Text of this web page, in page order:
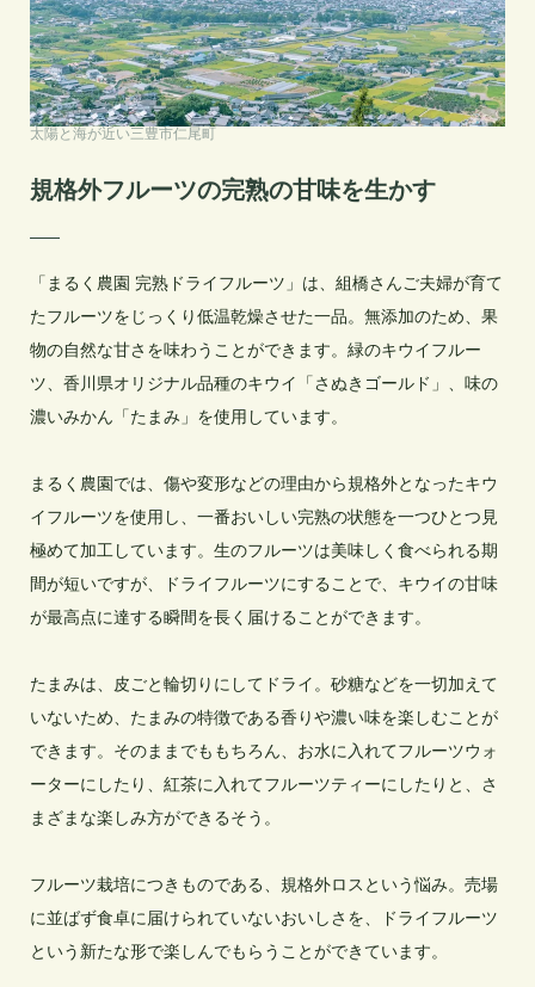
太陽と海が近い三豊市仁尾町
規格外フルーツの完熟の甘味を生かす
「まるく農園 完熟ドライフルーツ」は、組橋さんご夫婦が育て
たフルーツをじっくり低温乾燥させた一品。無添加のため、果
物の自然な甘さを味わうことができます。緑のキウイフルー
ツ、香川県オリジナル品種のキウイ「さぬきゴールド」、味の
濃いみかん「たまみ」を使用しています。
まるく農園では、傷や変形などの理由から規格外となったキウ
イフルーツを使用し、一番おいしい完熟の状態を一つひとつ見
極めて加工しています。生のフルーツは美味しく食べられる期
間が短いですが、ドライフルーツにすることで、キウイの甘味
が最高点に達する瞬間を長く届けることができます。
たまみは、皮ごと輪切りにしてドライ。砂糖などを一切加えて
いないため、たまみの特徴である香りや濃い味を楽しむことが
できます。そのままでももちろん、お水に入れてフルーツウォ
ーターにしたり、紅茶に入れてフルーツティーにしたりと、さ
まざまな楽しみ方ができるそう。
フルーツ栽培につきものである、規格外ロスという悩み。売場
に並ばず食卓に届けられていないおいしさを、ドライフルーツ
という新たな形で楽しんでもらうことができています。